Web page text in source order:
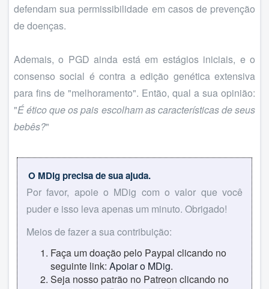
defendam sua permissibilidade em casos de prevenção
de doenças.
Ademais, o PGD ainda está em estágios iniciais, e o
consenso social é contra a edição genética extensiva
para fins de "melhoramento". Então, qual a sua opinião:
"É ético que os pais escolham as características de seus
bebês?"
O MDig precisa de sua ajuda.
Por favor, apoie o MDig com o valor que você
puder e isso leva apenas um minuto. Obrigado!
Meios de fazer a sua contribuição:
Faça um doação pelo Paypal clicando no
seguinte link: Apoiar o MDig.
Seja nosso patrão no Patreon clicando no